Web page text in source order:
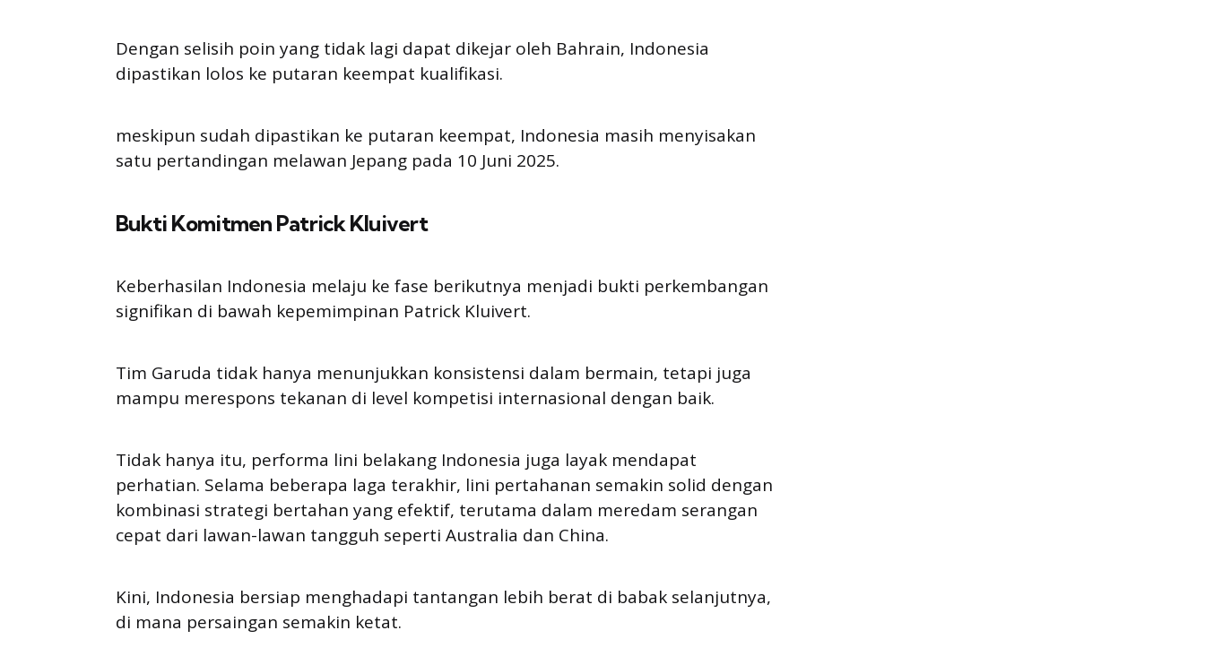
Dengan selisih poin yang tidak lagi dapat dikejar oleh Bahrain, Indonesia
dipastikan lolos ke putaran keempat kualifikasi.
meskipun sudah dipastikan ke putaran keempat, Indonesia masih menyisakan
satu pertandingan melawan Jepang pada 10 Juni 2025.
Bukti Komitmen Patrick Kluivert
Keberhasilan Indonesia melaju ke fase berikutnya menjadi bukti perkembangan
signifikan di bawah kepemimpinan Patrick Kluivert.
Tim Garuda tidak hanya menunjukkan konsistensi dalam bermain, tetapi juga
mampu merespons tekanan di level kompetisi internasional dengan baik.
Tidak hanya itu, performa lini belakang Indonesia juga layak mendapat
perhatian. Selama beberapa laga terakhir, lini pertahanan semakin solid dengan
kombinasi strategi bertahan yang efektif, terutama dalam meredam serangan
cepat dari lawan-lawan tangguh seperti Australia dan China.
Kini, Indonesia bersiap menghadapi tantangan lebih berat di babak selanjutnya,
di mana persaingan semakin ketat.